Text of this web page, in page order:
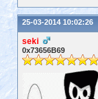
25-03-2014 10:02:26
seki
0x73656B69